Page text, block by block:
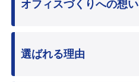
オフィスづくりへの想い
選ばれる理由